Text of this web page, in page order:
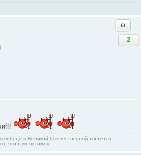
2
победе в Великой Отечественной является
что я их потомок.